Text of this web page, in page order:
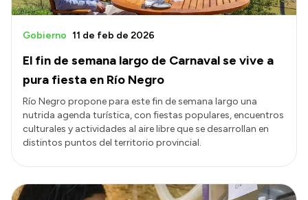
El fin de semana largo de Carnaval se vive a
pura fiesta en Río Negro
Gobierno 11 de feb de 2026
Río Negro propone para este fin de semana largo una
nutrida agenda turística, con fiestas populares, encuentros
culturales y actividades al aire libre que se desarrollan en
distintos puntos del territorio provincial.